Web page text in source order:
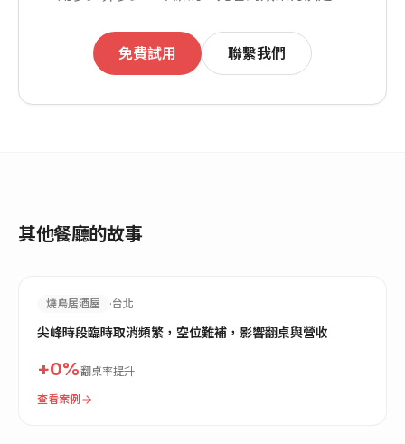
免費試用 聯繫我們
其他餐廳的故事
燒鳥居酒屋 ·台北
尖峰時段臨時取消頻繁，空位難補，影響翻桌與營收
+0%翻桌率提升
查看案例